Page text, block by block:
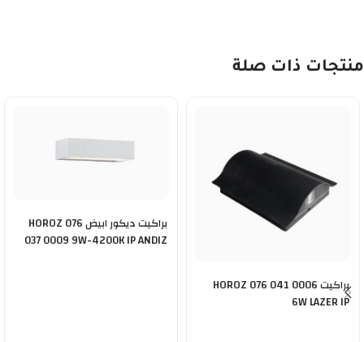
منتجات ذات صلة
براكيت HOROZ 076 041 0006
6W LAZER IP
براكيت ديكور ابيض HOROZ 076
037 0009 9W-4200K IP ANDIZ